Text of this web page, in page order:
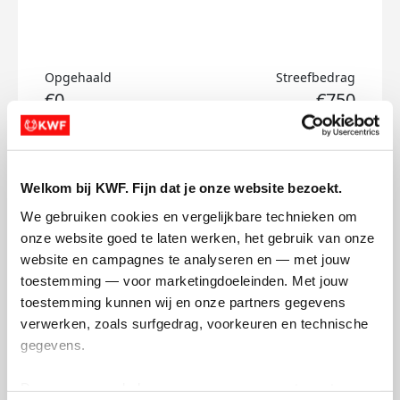
Welkom bij KWF. Fijn dat je onze website bezoekt.
We gebruiken cookies en vergelijkbare technieken om
onze website goed te laten werken, het gebruik van onze
website en campagnes te analyseren en — met jouw
toestemming — voor marketingdoeleinden. Met jouw
toestemming kunnen wij en onze partners gegevens
verwerken, zoals surfgedrag, voorkeuren en technische
gegevens.
Opgehaald
€0
Streefbedrag
€750
Doneer
Merel's badges